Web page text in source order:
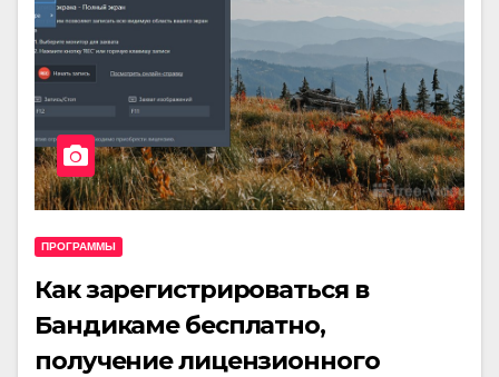
ПРОГРАММЫ
Как зарегистрироваться в
Бандикаме бесплатно,
получение лицензионного